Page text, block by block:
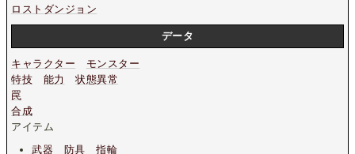
ロストダンジョン
データ
キャラクター
モンスター
特技
能力
状態異常
罠
合成
アイテム
武器
防具
指輪